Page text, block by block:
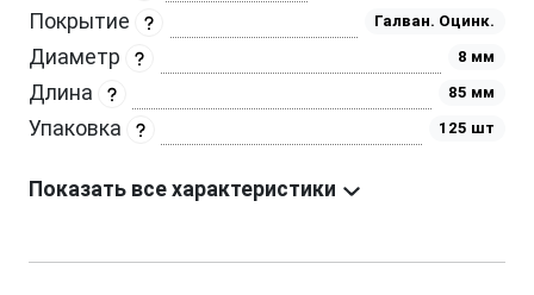
Покрытие Галван. Оцинк.
Диаметр 8 мм
Длина 85 мм
Упаковка 125 шт
Показать все характеристики